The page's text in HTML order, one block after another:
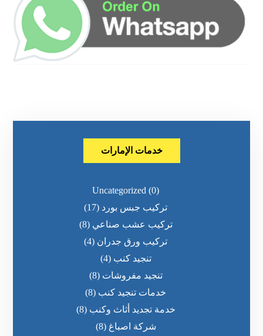
خدمات الإمارات
Uncategorized (0)
تركيب جبس بورد (17)
تركيب عشب صناعي (8)
تركيب ورق جدران (4)
تنجيد كنب (4)
تنجيد مفروشات (8)
خدمات تنجيد كنب (8)
خدمة تجديد أثاث وكنب (8)
شركة اصباغ (8)